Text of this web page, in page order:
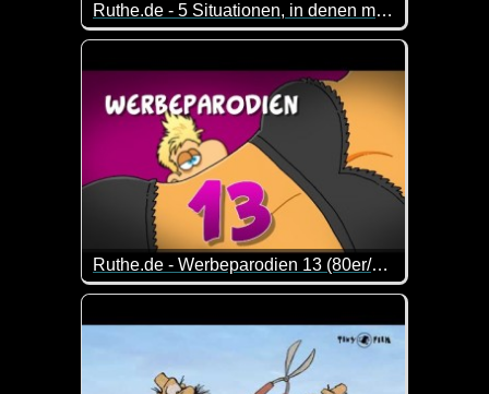
Ruthe.de - 5 Situationen, in denen man NICHT möchte, dass der Weihnachtsmann kommt
Das sind wirklich Situationen, in denen man den
Ruthe.de - Werbeparodien 13 (80er/90er Special)
Da werden Erinnerungen wach :-) Mit Sicherheit